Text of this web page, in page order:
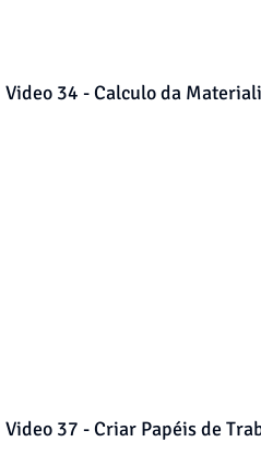
Video 34 - Calculo da
Video 37 - Criar Papéis de